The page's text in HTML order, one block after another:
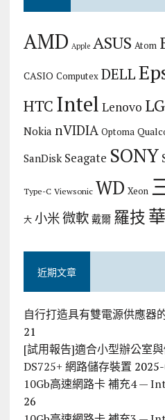
AMD Apple ASUS Atom
CASIO Computex DELL
HTC Intel Lenovo LG
Nokia nVIDIA Optoma
SanDisk Seagate SONY
Type-C Viewsonic WD Xeon
大 小米微軟 戴爾 羅技
近期文章
自行打造具有雙電源供應器
21
[試用報告]適合小型辦公室
DS725+ 網路儲存裝置
10Gb高速網路卡 補充4 —
26